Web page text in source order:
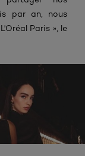
par an, nous
Paris », le